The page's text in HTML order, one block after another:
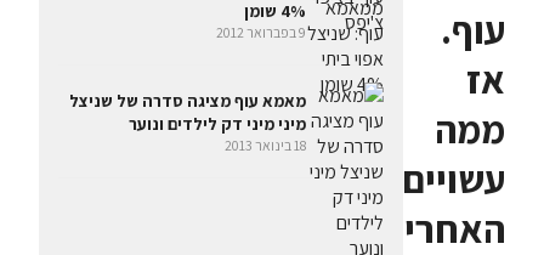
עוף.
אז
ממה
עשויים
האחרים?
4% שומן
9 בפברואר 2012
מאמא עוף מציגה סדרה של שניצל
מיני מיני דק לילדים ונוער
18 בינואר 2013